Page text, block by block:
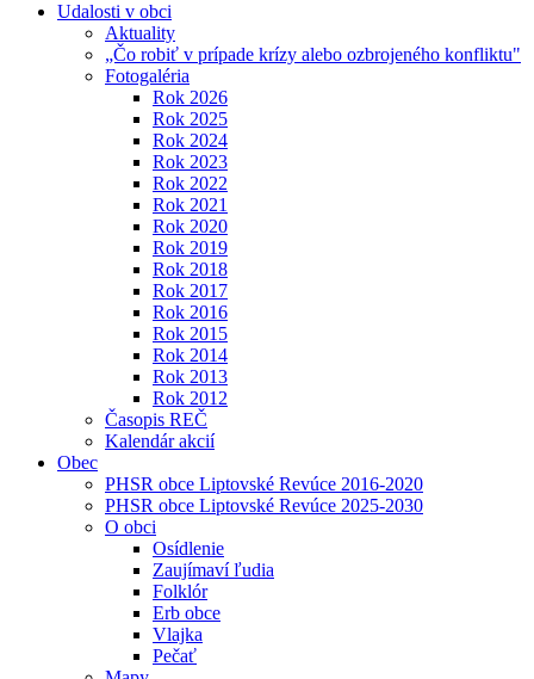
Udalosti v obci
Aktuality
„Čo robiť v prípade krízy alebo ozbrojeného konfliktu"
Fotogaléria
Rok 2026
Rok 2025
Rok 2024
Rok 2023
Rok 2022
Rok 2021
Rok 2020
Rok 2019
Rok 2018
Rok 2017
Rok 2016
Rok 2015
Rok 2014
Rok 2013
Rok 2012
Časopis REČ
Kalendár akcií
Obec
PHSR obce Liptovské Revúce 2016-2020
PHSR obce Liptovské Revúce 2025-2030
O obci
Osídlenie
Zaujímaví ľudia
Folklór
Erb obce
Vlajka
Pečať